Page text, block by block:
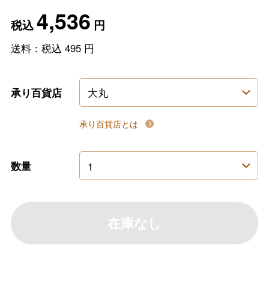
税込4,536 円
送料：税込 495円
承り百貨店
承り百貨店とは
数量
在庫なし